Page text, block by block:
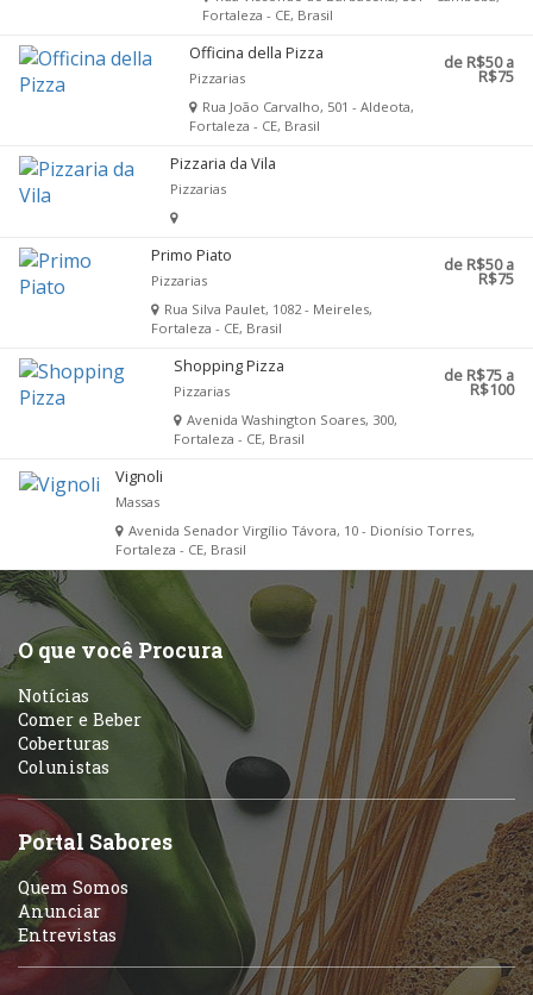
Fortaleza - CE, Brasil
Officina della Pizza
Pizzarias
Rua João Carvalho, 501 - Aldeota,
Fortaleza - CE, Brasil
de R$50 a
R$75
Pizzaria da Vila
Pizzarias
Primo Piato
Pizzarias
Rua Silva Paulet, 1082 - Meireles,
Fortaleza - CE, Brasil
de R$50 a
R$75
Shopping Pizza
Pizzarias
Avenida Washington Soares, 300,
Fortaleza - CE, Brasil
de R$75 a
R$100
Vignoli
Massas
Avenida Senador Virgílio Távora, 10 - Dionísio Torres,
Fortaleza - CE, Brasil
O que você Procura
Notícias
Comer e Beber
Coberturas
Colunistas
Portal Sabores
Quem Somos
Anunciar
Entrevistas